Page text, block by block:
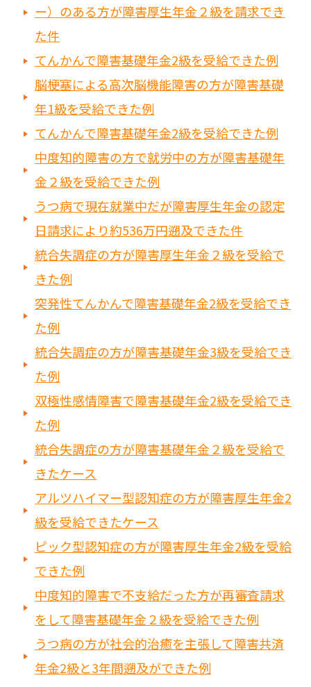
ー）のある方が障害厚生年金２級を請求でき
た件
てんかんで障害基礎年金2級を受給できた例
脳梗塞による高次脳機能障害の方が障害基礎
年1級を受給できた例
てんかんで障害基礎年金2級を受給できた例
中度知的障害の方で就労中の方が障害基礎年
金２級を受給できた例
うつ病で現在就業中だが障害厚生年金の認定
日請求により約536万円遡及できた件
統合失調症の方が障害厚生年金２級を受給で
きた例
突発性てんかんで障害基礎年金2級を受給でき
た例
統合失調症の方が障害基礎年金3級を受給でき
た例
双極性感情障害で障害基礎年金2級を受給でき
た例
統合失調症の方が障害基礎年金２級を受給で
きたケース
アルツハイマー型認知症の方が障害厚生年金2
級を受給できたケース
ピック型認知症の方が障害厚生年金2級を受給
できた例
中度知的障害で不支給だった方が再審査請求
をして障害基礎年金２級を受給できた例
うつ病の方が社会的治癒を主張して障害共済
年金2級と3年間遡及ができた例